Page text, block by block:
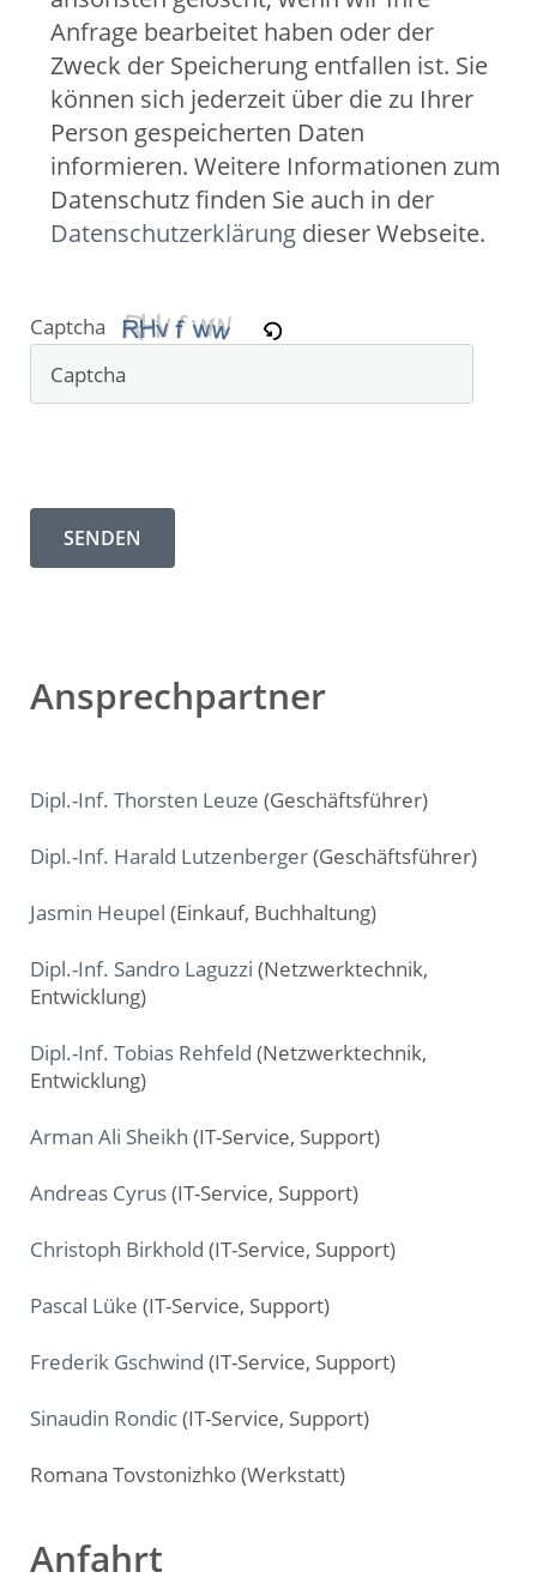
Anfrage bearbeitet haben oder der
Zweck der Speicherung entfallen ist. Sie
können sich jederzeit über die zu Ihrer
Person gespeicherten Daten
informieren. Weitere Informationen zum
Datenschutz finden Sie auch in der
Datenschutzerklärung dieser Webseite.
Captcha
Ansprechpartner
Dipl.-Inf. Thorsten Leuze (Geschäftsführer)
Dipl.-Inf. Harald Lutzenberger(Geschäftsführer)
Jasmin Heupel (Einkauf, Buchhaltung)
Dipl.-Inf. Sandro Laguzzi (Netzwerktechnik,
Entwicklung)
Dipl.-Inf. Tobias Rehfeld (Netzwerktechnik,
Entwicklung)
Arman Ali Sheikh (IT-Service, Support)
Andreas Cyrus(IT-Service, Support)
Christoph Birkhold (IT-Service, Support)
Pascal Lüke (IT-Service, Support)
Frederik Gschwind (IT-Service, Support)
Sinaudin Rondic(IT-Service, Support)
Romana Tovstonizhko (Werkstatt)
Anfahrt